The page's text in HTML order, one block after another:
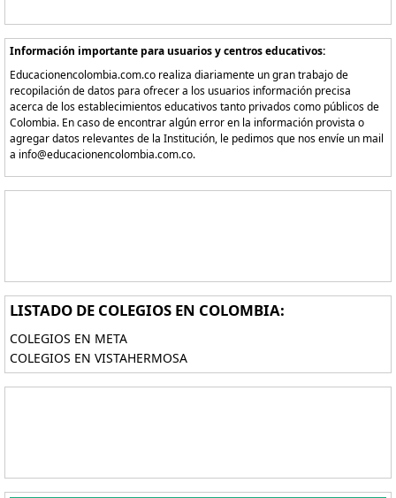
Información importante para usuarios y centros educativos:
Educacionencolombia.com.co realiza diariamente un gran trabajo de
recopilación de datos para ofrecer a los usuarios información precisa
acerca de los establecimientos educativos tanto privados como públicos de
Colombia. En caso de encontrar algún error en la información provista o
agregar datos relevantes de la Institución, le pedimos que nos envíe un mail
a info@educacionencolombia.com.co.
LISTADO DE COLEGIOS EN COLOMBIA:
COLEGIOS EN META
COLEGIOS EN VISTAHERMOSA